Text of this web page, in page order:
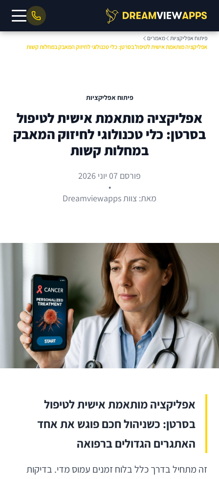
פיתוח אפליקציות
מאמרים
אפליקציה מותאמת אישית לטיפול בסרטן: כלי טכנולוגי לחיזוק המאבק במחלות קשות
פיתוח אפליקציות
אפליקציה מותאמת אישית לטיפול
בסרטן: כלי טכנולוגי לחיזוק המאבק
במחלות קשות
פורסם 07 יוני 2026
•
מאת: צוות Dreamviewapps
אפליקציה מותאמת אישית לטיפול
בסרטן: כשניהול חכם פוגש את אחד
האתגרים הגדולים ברפואה
זה מתחיל בדרך כלל בלוח זמנים עמוס מדי. בדיקות